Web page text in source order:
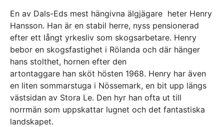
En av Dals-Eds mest hängivna älgjägare heter Henry
Hansson. Han är en stabil herre, nyss pensionerad
efter ett långt yrkesliv som skogsarbetare. Henry
bebor en skogsfastighet i Rölanda och där hänger
hans stolthet, hornen efter den
artontaggare han sköt hösten 1968. Henry har även
en liten sommarstuga i Nössemark, en bit upp längs
västsidan av Stora Le. Den hyr han ofta ut till
norrmän som uppskattar lugnet och det fantastiska
landskapet.